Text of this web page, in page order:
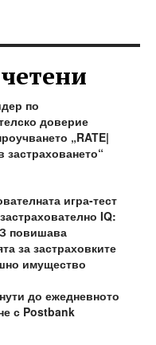
по
доверие
„RATE|
застраховането“
игра-тест
IQ:
повишава
за застраховките
имущество
до ежедневното
с Postbank